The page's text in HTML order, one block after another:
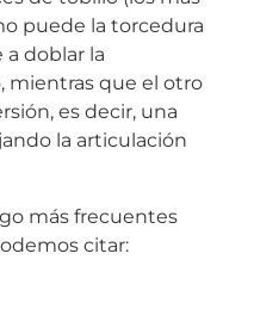
puede la torcedura
doblar la
mientras que el otro
es decir, una
la articulación
más frecuentes
citar: